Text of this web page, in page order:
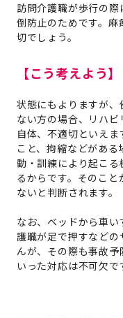
訪問介護職が歩行の
倒防止のためです。
切でしょう。
【こう考えよう】
状態にもよりますが
ない方の場合、リハ
自体、不適切といえ
こと、拘縮などがあ
動・訓練により起こ
るからです。そのこ
ないと判断されます。
なお、ベッドから車
護職が足で押すなど
んが、その際も事故
いった対応は不可欠で